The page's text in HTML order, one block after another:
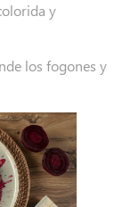
y
los fogones y